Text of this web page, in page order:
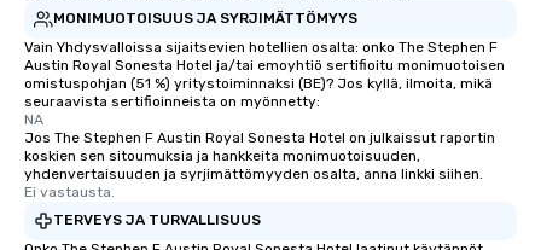
MONIMUOTOISUUS JA SYRJIMÄTTÖMYYS
Vain Yhdysvalloissa sijaitsevien hotellien osalta: onko The Stephen F
Austin Royal Sonesta Hotel ja/tai emoyhtiö sertifioitu monimuotoisen
omistuspohjan (51 %) yritystoiminnaksi (BE)? Jos kyllä, ilmoita, mikä
seuraavista sertifioinneista on myönnetty:
NA
Jos The Stephen F Austin Royal Sonesta Hotel on julkaissut raportin
koskien sen sitoumuksia ja hankkeita monimuotoisuuden,
yhdenvertaisuuden ja syrjimättömyyden osalta, anna linkki siihen.
Ei vastausta.
TERVEYS JA TURVALLISUUS